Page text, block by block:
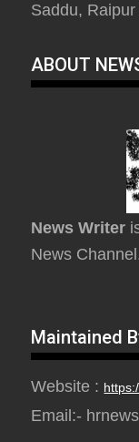
Saddu,
ABOUT
News Writer
News
Maintained
Website :
Email:-